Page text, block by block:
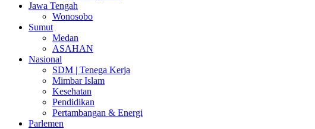
Jawa Tengah
Wonosobo
Sumut
Medan
ASAHAN
Nasional
SDM | Tenega Kerja
Mimbar Islam
Kesehatan
Pendidikan
Pertambangan & Energi
Parlemen